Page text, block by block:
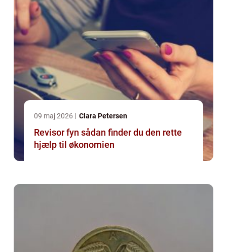
09 maj 2026 Clara Petersen
Revisor fyn sådan finder du den rette
hjælp til økonomien